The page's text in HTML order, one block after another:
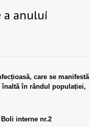
a anului
care se manifestă
înaltă în rândul populației,
interne nr.2